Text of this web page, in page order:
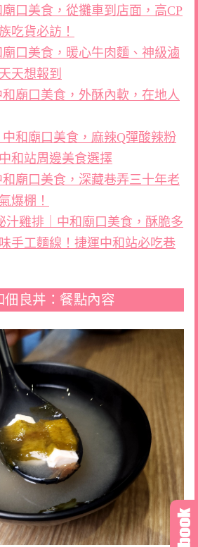
口美食，從攤車到店面，高CP
吃貨必訪！
口美食，暖心牛肉麵、神級滷
天想報到
廟口美食，外酥內軟，在地人
和廟口美食，麻辣Q彈酸辣粉
和站周邊美食選擇
廟口美食，深藏巷弄三十年老
爆棚！
汁雞排｜中和廟口美食，酥脆多
手工麵線！捷運中和站必吃巷
佃良丼：餐點內容